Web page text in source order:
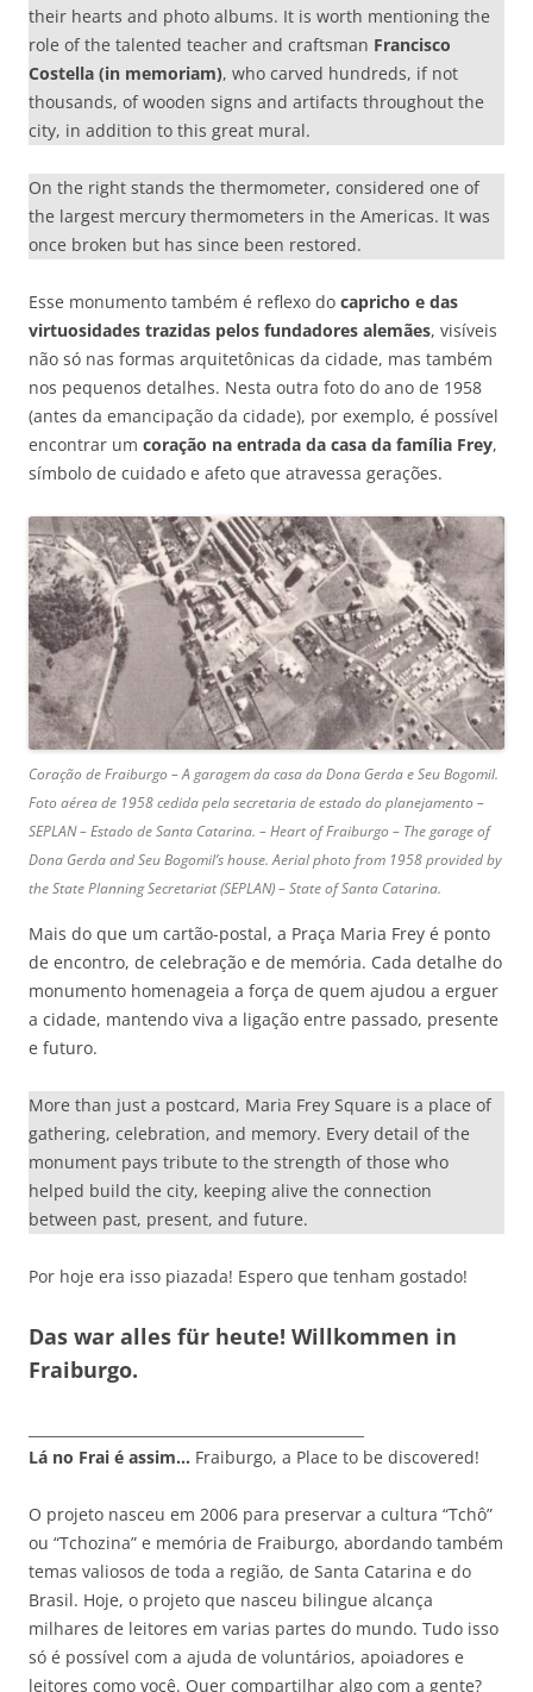
their hearts and photo albums. It is worth mentioning the
role of the talented teacher and craftsman Francisco
Costella (in memoriam), who carved hundreds, if not
thousands, of wooden signs and artifacts throughout the
city, in addition to this great mural.
On the right stands the thermometer, considered one of
the largest mercury thermometers in the Americas. It was
once broken but has since been restored.
Esse monumento também é reflexo do capricho e das
virtuosidades trazidas pelos fundadores alemães, visíveis
não só nas formas arquitetônicas da cidade, mas também
nos pequenos detalhes. Nesta outra foto do ano de 1958
(antes da emancipação da cidade), por exemplo, é possível
encontrar um coração na entrada da casa da família Frey,
símbolo de cuidado e afeto que atravessa gerações.
Coração de Fraiburgo – A garagem da casa da Dona Gerda e Seu Bogomil.
Foto aérea de 1958 cedida pela secretaria de estado do planejamento –
SEPLAN – Estado de Santa Catarina. – Heart of Fraiburgo – The garage of
Dona Gerda and Seu Bogomil’s house. Aerial photo from 1958 provided by
the State Planning Secretariat (SEPLAN) – State of Santa Catarina.
Mais do que um cartão-postal, a Praça Maria Frey é ponto
de encontro, de celebração e de memória. Cada detalhe do
monumento homenageia a força de quem ajudou a erguer
a cidade, mantendo viva a ligação entre passado, presente
e futuro.
More than just a postcard, Maria Frey Square is a place of
gathering, celebration, and memory. Every detail of the
monument pays tribute to the strength of those who
helped build the city, keeping alive the connection
between past, present, and future.
Por hoje era isso piazada! Espero que tenham gostado!
Das war alles für heute! Willkommen in
Fraiburgo.
Lá no Frai é assim… Fraiburgo, a Place to be discovered!
O projeto nasceu em 2006 para preservar a cultura “Tchô”
ou “Tchozina” e memória de Fraiburgo, abordando também
temas valiosos de toda a região, de Santa Catarina e do
Brasil. Hoje, o projeto que nasceu bilingue alcança
milhares de leitores em varias partes do mundo. Tudo isso
só é possível com a ajuda de voluntários, apoiadores e
leitores como você. Quer compartilhar algo com a gente?